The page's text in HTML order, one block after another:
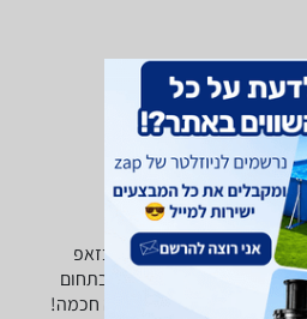
עיר
המטבח
-נמצאו 0 מוצרים. מחפש מפת שולחן? רק בזאפ
ביותר מאלף חנויות בתחום
הנחוץ עבור קבלת החלטה חכמה!